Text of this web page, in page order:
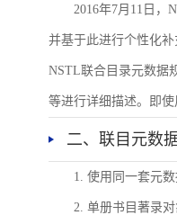
2016年7月11日，
并基于此进行个性化
NSTL联合目录元数据
等进行详细描述。即
二、联目元数
1. 使用同一套元
2. 单册书目著录